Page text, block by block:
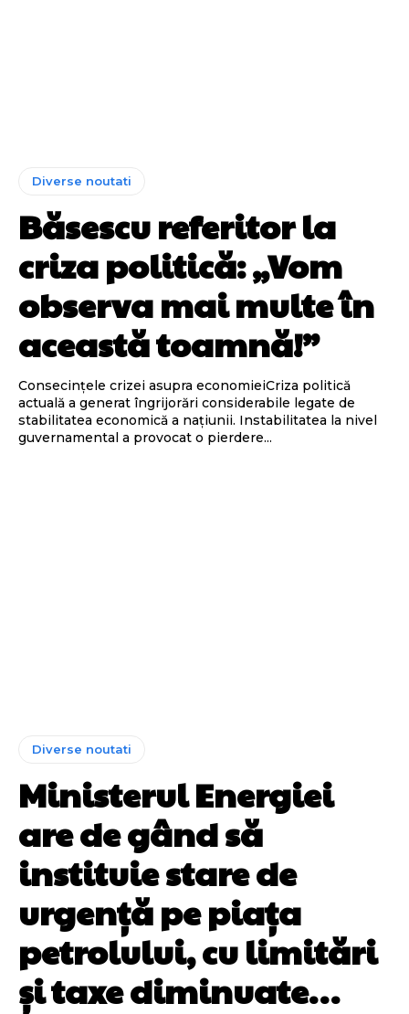
Diverse noutati
Băsescu referitor la
criza politică: „Vom
observa mai multe în
această toamnă!”
Consecințele crizei asupra economieiCriza politică
actuală a generat îngrijorări considerabile legate de
stabilitatea economică a națiunii. Instabilitatea la nivel
guvernamental a provocat o pierdere...
Diverse noutati
Ministerul Energiei
are de gând să
instituie stare de
urgență pe piața
petrolului, cu limitări
și taxe diminuate…